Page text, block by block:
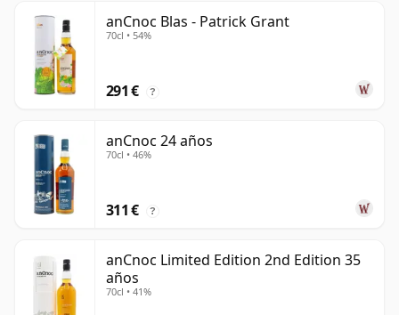
anCnoc Blas - Patrick Grant
70cl • 54%
291 € ?
anCnoc 24 años
70cl • 46%
311 € ?
anCnoc Limited Edition 2nd Edition 35
años
70cl • 41%